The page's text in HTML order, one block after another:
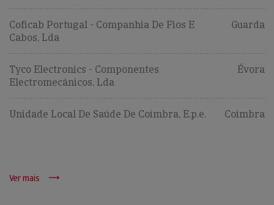
Coficab Portugal - Companhia De Fios E
Cabos, Lda
Guarda
Tyco Electronics - Componentes
Electromecânicos, Lda
Évora
Unidade Local De Saúde De Coimbra, E.p.e. Coimbra
Ver mais